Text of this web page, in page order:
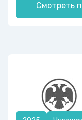
Смотреть